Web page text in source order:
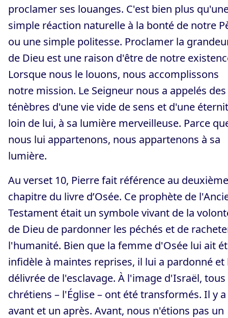
proclamer ses louanges. C'est bien plus
simple réaction naturelle à la bonté de notre
ou une simple politesse. Proclamer la
de Dieu est une raison d'être de notre
Lorsque nous le louons, nous accomplissons
notre mission. Le Seigneur nous a appelés des
ténèbres d'une vie vide de sens et d'une
loin de lui, à sa lumière merveilleuse. Parce
nous lui appartenons, nous appartenons à sa
lumière.
Au verset 10, Pierre fait référence au deuxième
chapitre du livre d’Osée. Ce prophète de
Testament était un symbole vivant de la
de Dieu de pardonner les péchés et de
l'humanité. Bien que la femme d'Osée lui ait
infidèle à maintes reprises, il lui a pardonné et
délivrée de l'esclavage. À l'image d'Israël, tous
chrétiens – l'Église – ont été transformés. Il y
avant et un après. Avant, nous n'étions pas un